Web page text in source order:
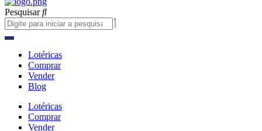
Pesquisar
Lotéricas
Comprar
Vender
Blog
Lotéricas
Comprar
Vender